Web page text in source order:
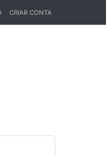
CRIAR CONTA